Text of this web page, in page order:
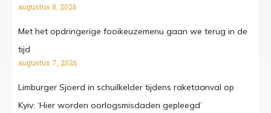
augustus 8, 2026
Met het opdringerige fooikeuzemenu gaan we terug in de
tijd
augustus 7, 2026
Limburger Sjoerd in schuilkelder tijdens raketaanval op
Kyiv: ‘Hier worden oorlogsmisdaden gepleegd’